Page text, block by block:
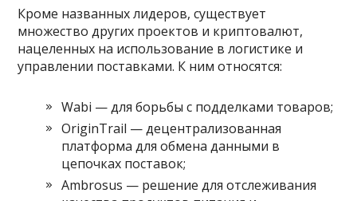
Кроме названных лидеров, существует
множество других проектов и криптовалют,
нацеленных на использование в логистике и
управлении поставками. К ним относятся:
Wabi — для борьбы с подделками товаров;
OriginTrail — децентрализованная
платформа для обмена данными в
цепочках поставок;
Ambrosus — решение для отслеживания